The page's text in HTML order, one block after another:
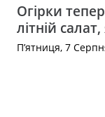
Огірки
літній
П’ятниця, 7